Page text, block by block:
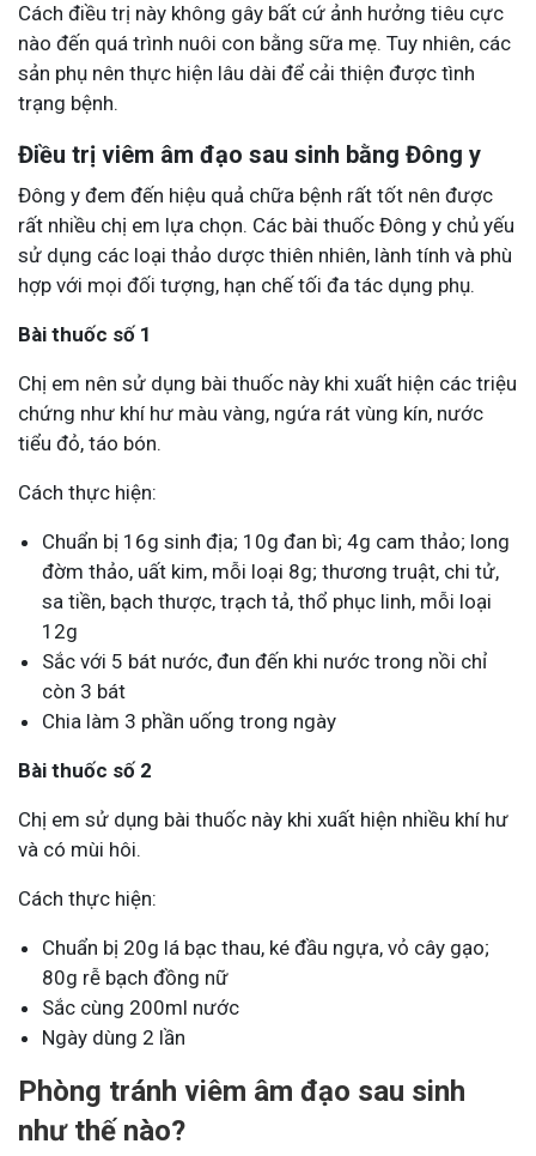
Cách điều trị này không gây bất cứ ảnh hưởng tiêu cực
nào đến quá trình nuôi con bằng sữa mẹ. Tuy nhiên, các
sản phụ nên thực hiện lâu dài để cải thiện được tình
trạng bệnh.
Điều trị viêm âm đạo sau sinh bằng Đông y
Đông y đem đến hiệu quả chữa bệnh rất tốt nên được
rất nhiều chị em lựa chọn. Các bài thuốc Đông y chủ yếu
sử dụng các loại thảo dược thiên nhiên, lành tính và phù
hợp với mọi đối tượng, hạn chế tối đa tác dụng phụ.
Bài thuốc số 1
Chị em nên sử dụng bài thuốc này khi xuất hiện các triệu
chứng như khí hư màu vàng, ngứa rát vùng kín, nước
tiểu đỏ, táo bón.
Cách thực hiện:
Chuẩn bị 16g sinh địa; 10g đan bì; 4g cam thảo; long
đờm thảo, uất kim, mỗi loại 8g; thương truật, chi tử,
sa tiền, bạch thược, trạch tả, thổ phục linh, mỗi loại
12g
Sắc với 5 bát nước, đun đến khi nước trong nồi chỉ
còn 3 bát
Chia làm 3 phần uống trong ngày
Bài thuốc số 2
Chị em sử dụng bài thuốc này khi xuất hiện nhiều khí hư
và có mùi hôi.
Cách thực hiện:
Chuẩn bị 20g lá bạc thau, ké đầu ngựa, vỏ cây gạo;
80g rễ bạch đồng nữ
Sắc cùng 200ml nước
Ngày dùng 2 lần
Phòng tránh viêm âm đạo sau sinh
như thế nào?